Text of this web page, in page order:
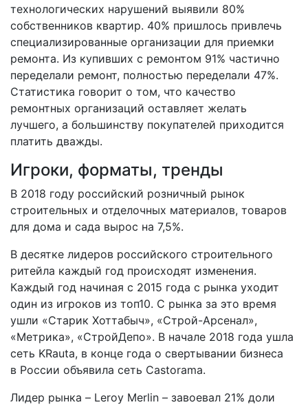
технологических нарушений выявили 80%
собственников квартир. 40% пришлось привлечь
специализированные организации для приемки
ремонта. Из купивших с ремонтом 91% частично
переделали ремонт, полностью переделали 47%.
Статистика говорит о том, что качество
ремонтных организаций оставляет желать
лучшего, а большинству покупателей приходится
платить дважды.
Игроки, форматы, тренды
В 2018 году российский розничный рынок
строительных и отделочных материалов, товаров
для дома и сада вырос на 7,5%.
В десятке лидеров российского строительного
ритейла каждый год происходят изменения.
Каждый год начиная с 2015 года с рынка уходит
один из игроков из топ­10. С рынка за это время
ушли «Старик Хоттабыч», «Строй-Арсенал»,
«Метрика», «СтройДепо». В начале 2018 года ушла
сеть K­Rauta, в конце года о свертывании бизнеса
в России объявила сеть Castorama.
Лидер рынка – Leroy Merlin – завоевал 21% доли